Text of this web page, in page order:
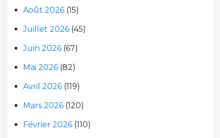
Août 2026 (15)
Juillet 2026 (45)
Juin 2026 (67)
Mai 2026 (82)
Avril 2026 (119)
Mars 2026 (120)
Février 2026 (110)